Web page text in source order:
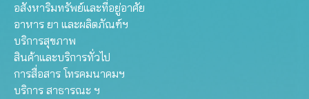
อสังหาริมทรัพย์และที่อยู่อาศัย
อาหาร ยา และผลิตภัณฑ์ฯ
บริการสุขภาพ
สินค้าและบริการทั่วไป
การสื่อสาร โทรคมนาคมฯ
บริการ สาธารณะ ฯ